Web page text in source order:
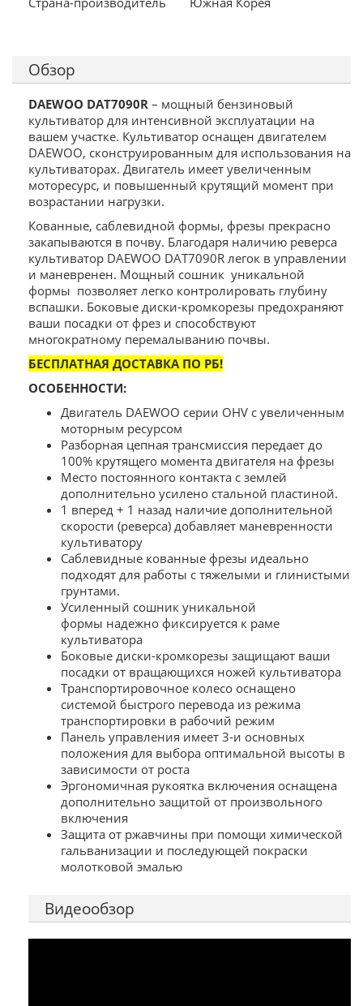
Обзор
DAEWOO DAT7090R – мощный бензиновый
культиватор для интенсивной эксплуатации на
вашем участке. Культиватор оснащен двигателем
DAEWOO, сконструированным для использования на
культиваторах. Двигатель имеет увеличенным
моторесурс, и повышенный крутящий момент при
возрастании нагрузки.
Кованные, саблевидной формы, фрезы прекрасно
закапываются в почву. Благодаря наличию реверса
культиватор DAEWOO DAT7090R легок в управлении
и маневренен. Мощный сошник уникальной
формы позволяет легко контролировать глубину
вспашки. Боковые диски-кромкорезы предохраняют
ваши посадки от фрез и способствуют
многократному перемалыванию почвы.
БЕСПЛАТНАЯ ДОСТАВКА ПО РБ!
ОСОБЕННОСТИ:
Двигатель DAEWOO серии OHV с увеличенным
моторным ресурсом
Разборная цепная трансмиссия передает до
100% крутящего момента двигателя на фрезы
Место постоянного контакта с землей
дополнительно усилено стальной пластиной.
1 вперед + 1 назад наличие дополнительной
скорости (реверса) добавляет маневренности
культиватору
Саблевидные кованные фрезы идеально
подходят для работы с тяжелыми и глинистыми
грунтами.
Усиленный сошник уникальной
формы надежно фиксируется к раме
культиватора
Боковые диски-кромкорезы защищают ваши
посадки от вращающихся ножей культиватора
Транспортировочное колесо оснащено
системой быстрого перевода из режима
транспортировки в рабочий режим
Панель управления имеет 3-и основных
положения для выбора оптимальной высоты в
зависимости от роста
Эргономичная рукоятка включения оснащена
дополнительно защитой от произвольного
включения
Защита от ржавчины при помощи химической
гальванизации и последующей покраски
молотковой эмалью
Видеообзор